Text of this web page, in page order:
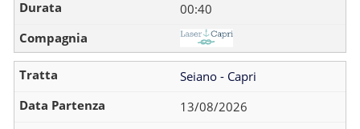
00:40
Seiano - Capri
13/08/2026